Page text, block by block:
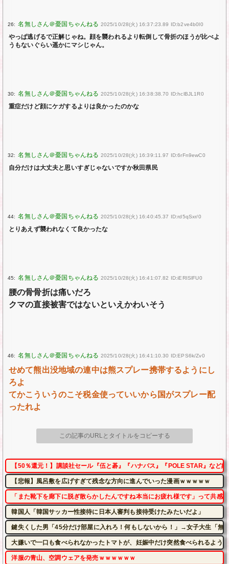
26: 2025/10/28(火) 16:37:23.89 ID:b2ve4b0l0
やっぱ逃げるで正解じゃね。顔を襲われるより転倒して骨折のほうが比べよ
うもないぐらい遥かにマシじゃん。
30: 2025/10/28(火) 16:38:38.70 ID:hclBJL1R0
重症だけど顔にケガするよりは良かったのかな
32: 2025/10/28(火) 16:39:11.97 ID:6rFn9ewC0
自分だけは大丈夫と思いすぎじゃないですか秋田県民
44: 2025/10/28(火) 16:40:45.37 ID:rd5qSxr/0
とりあえず襲われなくて良かったな
45: 2025/10/28(火) 16:41:07.82 ID:iERISlFU0
腰の骨骨折は痛いだろ
クマの直接被害ではないといえかわいそう
46: 2025/10/28(火) 16:41:10.30 ID:EPS6k/Zv0
せめて熊出没地域の連中は熊スプレー携帯するようにし
ろよ
てかこういうのこそ税金使っていいから国がスプレー配
ったれよ
この記事のURLとタイトルをコピーする
【50％還元！】講談社セール『伍と碁』『ハナバス』『POLE STAR』など
【悲報】風呂敷を広げすぎて残念な方向に進んでいった漫画ｗｗｗｗｗ
「また靴下を廊下に脱ぎ散らかしたんですね本当にお疲れ様です」って共感
韓国人「韓国サッカー性接待に日本人審判も接待受けたみたいだよ」
鍵失くした男「45分だけ部屋に入れろ！何もしないから！」→女子大生「
大嫌いで一口も食べられなかったトマトが、妊娠中だけ突然食べられるよう
洋服の青山、空調ウェアを発売ｗｗｗｗｗｗ